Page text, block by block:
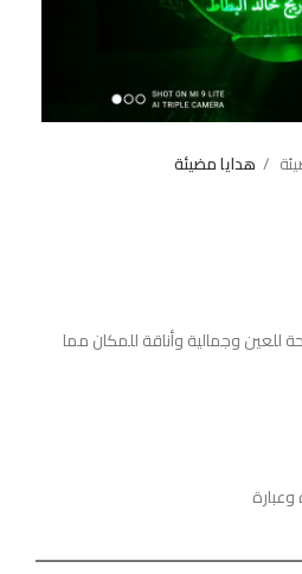
هدايا مضيئة
للعين وجمالية وأناقة للمكان مما